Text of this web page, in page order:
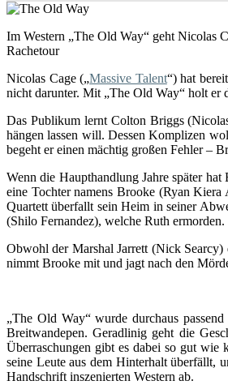
Im Western „The Old Way“ geht Nicolas
Rachetour
Nicolas Cage („Massive Talent“) hat
nicht darunter. Mit „The Old Way“ holt er
Das Publikum lernt Colton Briggs
hängen lassen will. Dessen Komplizen
begeht er einen mächtig großen Fehler –
Wenn die Haupthandlung Jahre später
eine Tochter namens Brooke (Ryan
Quartett überfallt sein Heim in seiner
(Shilo Fernandez), welche Ruth ermorden.
Obwohl der Marshal Jarrett (Nick Searcy)
nimmt Brooke mit und jagt nach den
„The Old Way“ wurde durchaus
Breitwandepen. Geradlinig geht die
Überraschungen gibt es dabei so gut
seine Leute aus dem Hinterhalt überfällt,
Handschrift inszenierten Western ab.